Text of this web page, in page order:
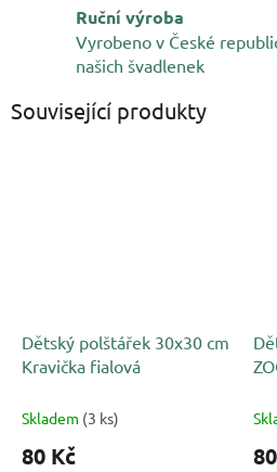
Ruční výroba
Vyrobeno v České
našich švadlenek
Související produkty
Dětský polštářek 30x30 cm
Kravička fialová
Skladem (3 ks)
80 Kč